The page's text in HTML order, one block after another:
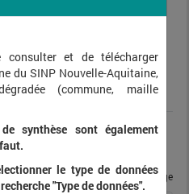
Données
taxons / page
et de télécharger
du SINP Nouvelle-Aquitaine,
(commune, maille
synthèse sont également
le type de données
"Type de données".